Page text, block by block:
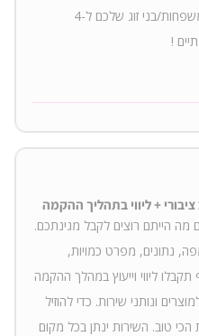
ואתם מוזמנים לשלוח אלינו חברים/משפחות/בני זוג שלכם ל-4
!
+ ליווי בתהליך ההקמה
מה הייתם רוצים לקבל מגינתכם.
נתונים, מפרט כמויות,
ליווי וייעוץ במהלך ההקמה
ונותני שירות. כדי להוזיל
טוב. השירות ינתן בכל מקום